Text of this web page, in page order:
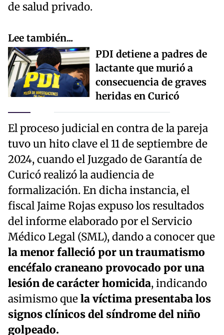
de salud privado.
Lee también...
PDI detiene a padres de
lactante que murió a
consecuencia de graves
heridas en Curicó
El proceso judicial en contra de la pareja
tuvo un hito clave el 11 de septiembre de
2024, cuando el Juzgado de Garantía de
Curicó realizó la audiencia de
formalización. En dicha instancia, el
fiscal Jaime Rojas expuso los resultados
del informe elaborado por el Servicio
Médico Legal (SML), dando a conocer que
la menor falleció por un traumatismo
encéfalo craneano provocado por una
lesión de carácter homicida, indicando
asimismo quela víctima presentaba los
signos clínicos del síndrome del niño
golpeado.